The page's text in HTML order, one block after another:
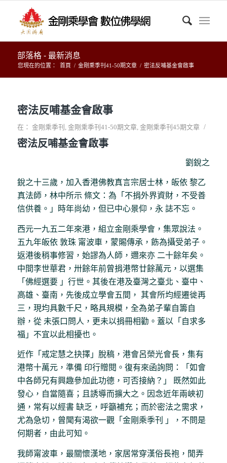
部落格 - 最新消息
您現在的位置： 首頁 / 金剛乘季刊41-50期文章 / 密法反哺基金會啟事
密法反哺基金會啟事
在： 金剛乘季刊 , 金剛乘季刊41-50期文章, 金剛乘季刊45期文章 /
密法反哺基金會啟事
劉銳之
銳之十三歲，加入香港佛教真言宗居士林，皈依 黎乙
真法師，林中所示 條文：為「不捐外界資財，不受善
信供養。」時年尚幼，但已中心景仰，永 誌不忘。
西元一九五二年來港，組立金剛乘學會，集眾說法。
五九年皈依 敦珠 甯波車，蒙賜傳承，飭為攝受弟子。
返港後稍事修習，始謬為人師，邇來亦 二十餘年矣。
中間李世華君，卅餘年前曾捐港幣廿餘萬元，以選集
「佛經選要 」行世。其後在港及臺灣之臺北、臺中、
高雄、臺南，先後成立學會五間， 其會所均經遷徙再
三，現均具數千尺，略具規模，全為弟子輩自籌自
辦，從 未張口問人，更未以捐冊相勸。蓋以「自求多
福」不宜以此相擾也。
近作「戒定慧之抉擇」脫稿，港會呂榮光會長，集有
港幣十萬元，準備 印行贈閱。復有來函詢問：「如會
中各師兄有興趣參加此功德，可否接納？」 既然如此
發心，自當隨喜；且誘導而擴大之。因念近年兩峽初
通，常有以經書 缺乏，呼籲補充；而於密法之需求，
尤為急切，曾聞有渴欲一觀「金剛乘季刊 」，不問是
何期者，由此可知。
我師甯波車，最關懷漢地，家居常穿漢俗長袍，閒弄